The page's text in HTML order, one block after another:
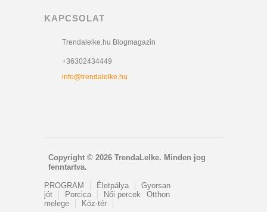
KAPCSOLAT
Trendalelke.hu Blogmagazin
+36302434449
info@trendalelke.hu
Copyright © 2026 TrendaLelke. Minden jog
fenntartva.
PROGRAM Életpálya
Gyorsan
jót
Porcica Női percek
Otthon
melege
Köz-tér